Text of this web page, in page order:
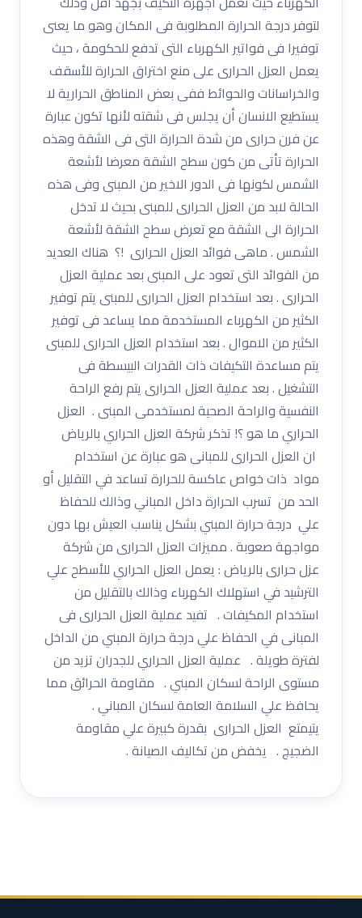
لتوفر درجة الحرارة المطلوبة فى المكان وهو ما يعنى
توفيرا فى فواتير الكهرباء التى تدفع للحكومة ، حيث
يعمل العزل الحرارى على منع اختراق الحرارة للأسقف
والخراسانات والحوائط ففى بعض المناطق الحرارية لا
يستطيع الانسان أن يجلس فى شقته لأنها تكون عبارة
عن فرن حرارى من شدة الحرارة التى فى الشقة وهذه
الحرارة تأتى من كون سطح الشقة معرضا لأشعة
الشمس لكونها فى الدور الاخير من المبنى وفى هذه
الحالة لابد من العزل الحرارى للمبنى بحيث لا تدخل
الحرارة الى الشقة مع تعرض سطح الشقة لأشعة
الشمس . ماهى فوائد العزل الحرارى !؟ هناك العديد
من الفوائد التى تعود على المبنى بعد عملية العزل
الحرارى . بعد استخدام العزل الحرارى للمبنى يتم توفير
الكثير من الكهرباء المستخدمة مما يساعد فى توفير
الكثير من الاموال . بعد استخدام العزل الحرارى للمبنى
يتم مساعدة التكيفات ذات القدرات البيسطة فى
التشغيل . بعد عملية العزل الحرارى يتم رفع الراحة
النفسية والراحة الصحية لمستخدمى المبنى . العزل
الحراري ما هو ؟! تذكر شركة العزل الحراري بالرياض
ان العزل الحرارى للمبانى هو عبارة عن استخدام
مواد ذات خواص عاكسة للحرارة تساعد في التقليل أو
الحد من تسرب الحرارة داخل المباني وذالك للحفاظ
علي درجة حرارة المبني بشكل يناسب العيش بها دون
مواجهة صعوبة . مميزات العزل الحرارى من شركة
عزل حرارى بالرياض : يعمل العزل الحراري للأسطح علي
الترشيد في استهلاك الكهرباء وذالك بالتقليل من
استخدام المكيفات . تفيد عملية العزل الحرارى فى
المبانى في الحفاظ علي درجة حرارة المبني من الداخل
لفترة طويلة . عملية العزل الحراري للجدران تزيد من
مستوى الراحة لسكان المبني . مقاومة الحرائق مما
يحافظ علي السلامة العامة لسكان المباني .
يتيمتع العزل الحرارى بقدرة كبيرة علي مقاومة
الضجيج . يخفض من تكاليف الصيانة .